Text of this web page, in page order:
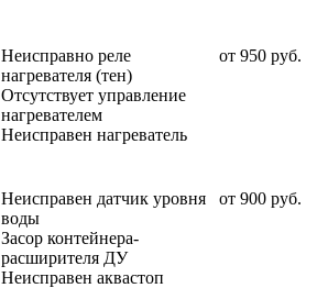
Неисправно реле
нагревателя (тен)
Отсутствует управление
нагревателем
Неисправен нагреватель
от 950 руб.
Неисправен датчик уровня
воды
Засор контейнера-
расширителя ДУ
Неисправен аквастоп
от 900 руб.